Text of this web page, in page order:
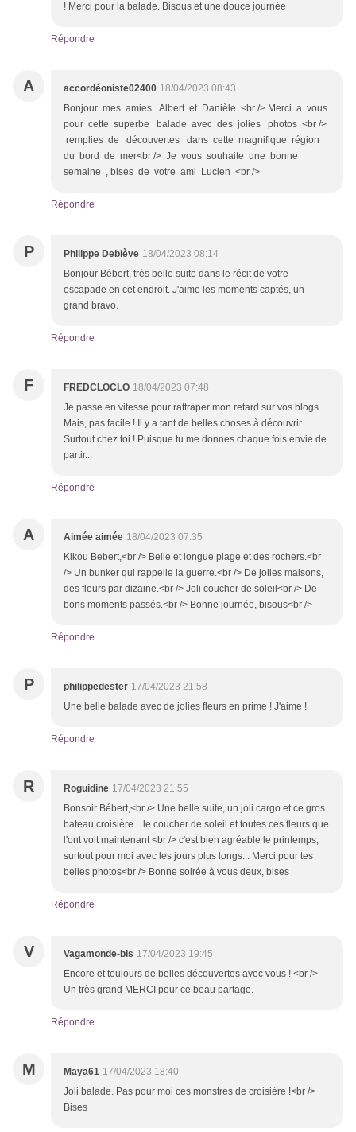
! Merci pour la balade. Bisous et une douce journée
Répondre
A accordéoniste02400 18/04/2023 08:43
Bonjour mes amies Albert et Danièle <br /> Merci a vous
pour cette superbe balade avec des jolies photos <br />
remplies de découvertes dans cette magnifique région
du bord de mer<br /> Je vous souhaite une bonne
semaine , bises de votre ami Lucien <br />
Répondre
P Philippe Debiève 18/04/2023 08:14
Bonjour Bébert, très belle suite dans le récit de votre
escapade en cet endroit. J'aime les moments captés, un
grand bravo.
Répondre
F FREDCLOCLO 18/04/2023 07:48
Je passe en vitesse pour rattraper mon retard sur vos blogs....
Mais, pas facile ! Il y a tant de belles choses à découvrir.
Surtout chez toi ! Puisque tu me donnes chaque fois envie de
partir...
Répondre
A Aimée aimée 18/04/2023 07:35
Kikou Bebert,<br /> Belle et longue plage et des rochers.<br
/> Un bunker qui rappelle la guerre.<br /> De jolies maisons,
des fleurs par dizaine.<br /> Joli coucher de soleil<br /> De
bons moments passés.<br /> Bonne journée, bisous<br />
Répondre
P philippedester 17/04/2023 21:58
Une belle balade avec de jolies fleurs en prime ! J'aime !
Répondre
R Roguidine 17/04/2023 21:55
Bonsoir Bébert,<br /> Une belle suite, un joli cargo et ce gros
bateau croisière .. le coucher de soleil et toutes ces fleurs que
l'ont voit maintenant <br /> c'est bien agréable le printemps,
surtout pour moi avec les jours plus longs... Merci pour tes
belles photos<br /> Bonne soirée à vous deux, bises
Répondre
V Vagamonde-bis 17/04/2023 19:45
Encore et toujours de belles découvertes avec vous ! <br />
Un très grand MERCI pour ce beau partage.
Répondre
M Maya61 17/04/2023 18:40
Joli balade. Pas pour moi ces monstres de croisière !<br />
Bises